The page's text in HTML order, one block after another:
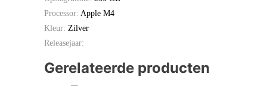
Processor: Apple M4
Kleur: Zilver
Releasejaar:
Gerelateerde producten